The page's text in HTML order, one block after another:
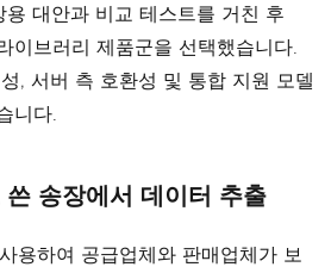
대안과 비교 테스트를 거친 후
브러리 제품군을 선택했습니다.
, 서버 측 호환성 및 통합 지원 모델
니다.
송장에서 데이터 추출
용하여 공급업체와 판매업체가 보